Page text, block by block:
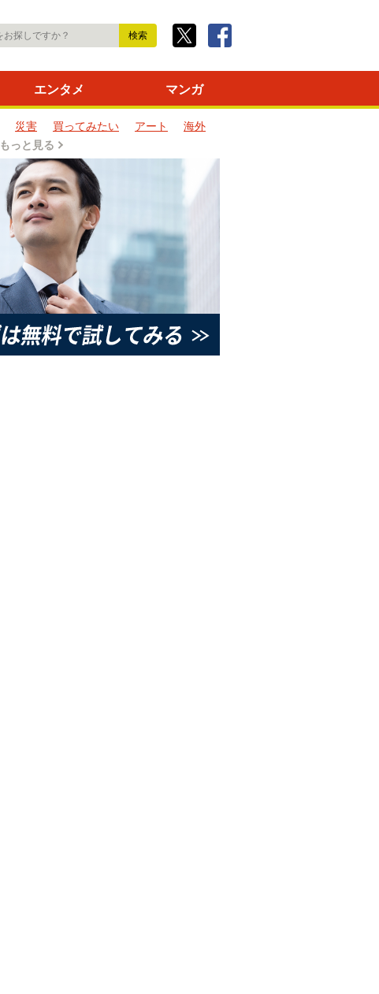
エンタメ マンガ
災害 買ってみたい アート
海外
もっと見る